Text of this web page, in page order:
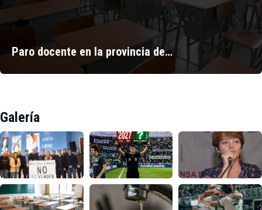
Paro docente en la provincia de…
Galería